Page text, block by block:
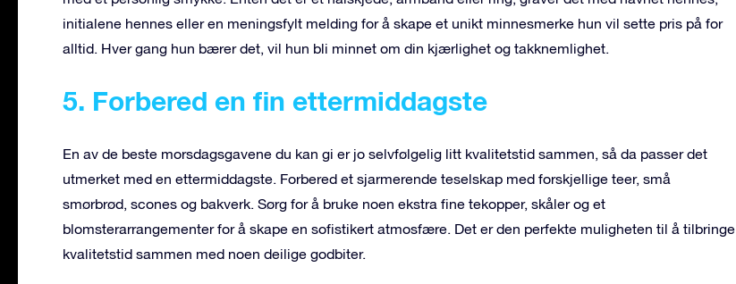
initialene hennes eller en meningsfylt melding for å skape et unikt minnesmerke hun vil sette pris på for
alltid. Hver gang hun bærer det, vil hun bli minnet om din kjærlighet og takknemlighet.
5. Forbered en fin ettermiddagste
En av de beste morsdagsgavene du kan gi er jo selvfølgelig litt kvalitetstid sammen, så da passer det
utmerket med en ettermiddagste. Forbered et sjarmerende teselskap med forskjellige teer, små
smørbrød, scones og bakverk. Sørg for å bruke noen ekstra fine tekopper, skåler og et
blomsterarrangementer for å skape en sofistikert atmosfære. Det er den perfekte muligheten til å tilbringe
kvalitetstid sammen med noen deilige godbiter.